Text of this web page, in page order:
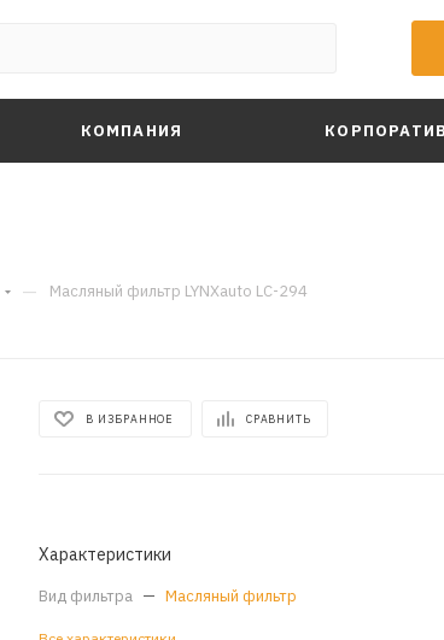
КОМПАНИЯ
— Масляный фильтр LYNXauto LC-294
В ИЗБРАННОЕ СРАВНИТЬ
Характеристики
Вид фильтра — Масляный фильтр